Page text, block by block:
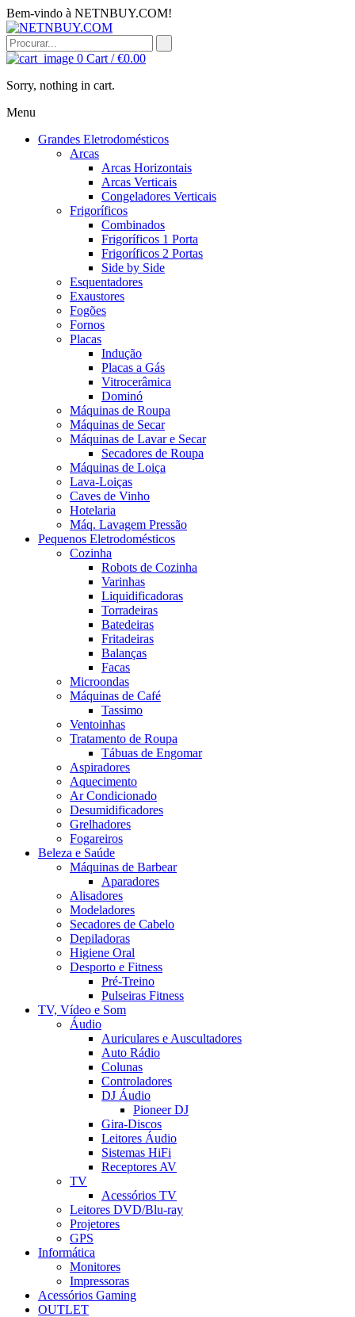
Bem-vindo à NETNBUY.COM!
0 Cart /€0.00
Sorry, nothing in cart.
Menu
Grandes Eletrodomésticos
Arcas
Arcas Horizontais
Arcas Verticais
Congeladores Verticais
Frigoríficos
Combinados
Frigoríficos 1 Porta
Frigoríficos 2 Portas
Side by Side
Esquentadores
Exaustores
Fogões
Fornos
Placas
Indução
Placas a Gás
Vitrocerâmica
Dominó
Máquinas de Roupa
Máquinas de Secar
Máquinas de Lavar e Secar
Secadores de Roupa
Máquinas de Loiça
Lava-Loiças
Caves de Vinho
Hotelaria
Máq. Lavagem Pressão
Pequenos Eletrodomésticos
Cozinha
Robots de Cozinha
Varinhas
Liquidificadoras
Torradeiras
Batedeiras
Fritadeiras
Balanças
Facas
Microondas
Máquinas de Café
Tassimo
Ventoinhas
Tratamento de Roupa
Tábuas de Engomar
Aspiradores
Aquecimento
Ar Condicionado
Desumidificadores
Grelhadores
Fogareiros
Beleza e Saúde
Máquinas de Barbear
Aparadores
Alisadores
Modeladores
Secadores de Cabelo
Depiladoras
Higiene Oral
Desporto e Fitness
Pré-Treino
Pulseiras Fitness
TV, Vídeo e Som
Áudio
Auriculares e Auscultadores
Auto Rádio
Colunas
Controladores
DJ Áudio
Pioneer DJ
Gira-Discos
Leitores Áudio
Sistemas HiFi
Receptores AV
TV
Acessórios TV
Leitores DVD/Blu-ray
Projetores
GPS
Informática
Monitores
Impressoras
Acessórios Gaming
OUTLET